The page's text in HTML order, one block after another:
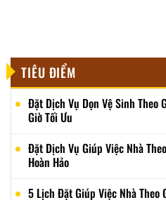
TIÊU ĐIỂM
Đặt Dịch Vụ Dọn Vệ Sinh Theo
Giờ Tối Ưu
Đặt Dịch Vụ Giúp Việc Nhà
Hoàn Hảo
5 Lịch Đặt Giúp Việc Nhà Theo